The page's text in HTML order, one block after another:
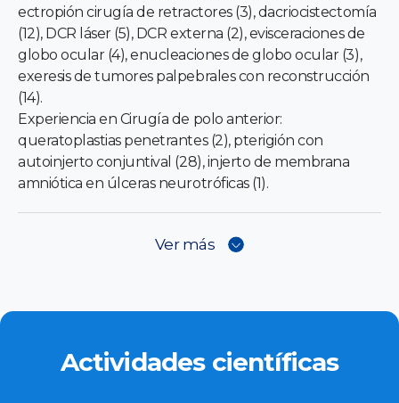
ectropión cirugía de retractores (3), dacriocistectomía
(12), DCR láser (5), DCR externa (2), evisceraciones de
globo ocular (4), enucleaciones de globo ocular (3),
exeresis de tumores palpebrales con reconstrucción
(14).
Experiencia en Cirugía de polo anterior:
queratoplastias penetrantes (2), pterigión con
autoinjerto conjuntival (28), injerto de membrana
amniótica en úlceras neurotróficas (1).
Ver más
Actividades científicas